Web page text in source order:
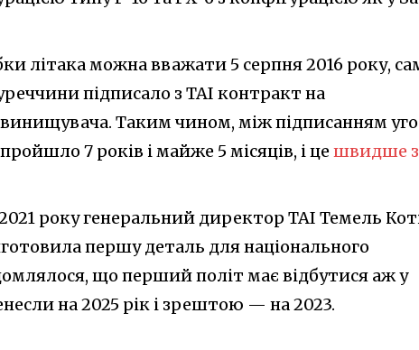
літака можна вважати 5 серпня 2016 року,
підписало з TAI контракт на
Таким чином, між підписанням
7 років і майже 5 місяців, і це швидше
року генеральний директор TAI Темель
першу деталь для національного
що перший політ має відбутися аж у
на 2025 рік і зрештою — на 2023.